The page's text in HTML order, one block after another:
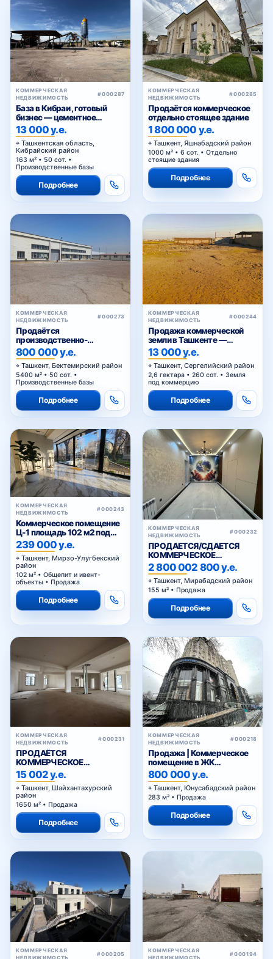
КОММЕРЧЕСКАЯ
НЕДВИЖИМОСТЬ
#000287
База в Кибраи , готовый
бизнес — цементное
производство
13 000 у.е.
Ташкентская область,
Кибрайский район
163 м² • 50 сот. •
Производственные базы
Подробнее
КОММЕРЧЕСКАЯ
НЕДВИЖИМОСТЬ
#000285
Продаётся коммерческое
отдельно стоящее здание
1 800 000 у.е.
Ташкент, Яшнабадский район
1000 м² • 6 сот. • Отдельно
стоящие здания
Подробнее
КОММЕРЧЕСКАЯ
НЕДВИЖИМОСТЬ
#000273
Продаётся
производственно-
складская база с
приватизированным
земельным участком в
Бектемирском районе
Ташкента
800 000 у.е.
Ташкент, Бектемирский район
5400 м² • 50 сот. •
Производственные базы
Подробнее
КОММЕРЧЕСКАЯ
НЕДВИЖИМОСТЬ
#000244
Продажа коммерческой
земли в Ташкенте —
участок промышленного
назначения 2,6 га в Янги-
Хаётском районе
13 000 у.е.
Ташкент, Сергелийский район
2,6 гектара • 260 сот. • Земля
под коммерцию
Подробнее
КОММЕРЧЕСКАЯ
НЕДВИЖИМОСТЬ
#000243
Коммерческое помещение
Ц-1 площадь 102 м2 под
любой вид коммерции 1
этаж
239 000 у.е.
Ташкент, Мирзо-Улугбекский
район
102 м² • Общепит и ивент-
объекты • Продажа
Подробнее
КОММЕРЧЕСКАЯ
НЕДВИЖИМОСТЬ
#000232
ПРОДАЕТСЯ/СДАЕТСЯ
КОММЕРЧЕСКОЕ
ПОМЕЩЕНИЕ НУКУССКАЯ
2 800 002 800 у.е.
Ташкент, Мирабадский район
155 м² • Продажа
Подробнее
КОММЕРЧЕСКАЯ
НЕДВИЖИМОСТЬ
#000231
ПРОДАЁТСЯ
КОММЕРЧЕСКОЕ
ПОМЕЩЕНИЕ ВДОЛЬ
ДОРОГИ , КУКЧА
15 002 у.е.
Ташкент, Шайхантахурский
район
1650 м² • Продажа
Подробнее
КОММЕРЧЕСКАЯ
НЕДВИЖИМОСТЬ
#000218
Продажа | Коммерческое
помещение в ЖК
Мухташам
800 000 у.е.
Ташкент, Юнусабадский район
283 м² • Продажа
Подробнее
КОММЕРЧЕСКАЯ
#000205
КОММЕРЧЕСКАЯ
#000194